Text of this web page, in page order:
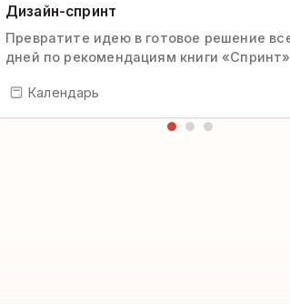
Дизайн-спринт
Превратите идею в готовое решение
дней по рекомендациям книги
Календарь